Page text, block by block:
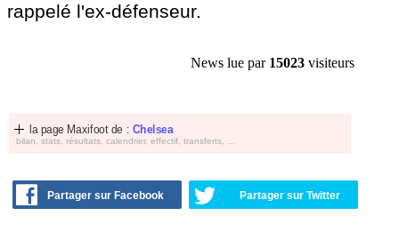
rappelé l'ex-défenseur.
News lue par 15023 visiteurs
la page Maxifoot de : Chelsea
bilan, stats, résultats, calendrier, effectif, transferts, ...
Partager sur Facebook Partager sur Twitter